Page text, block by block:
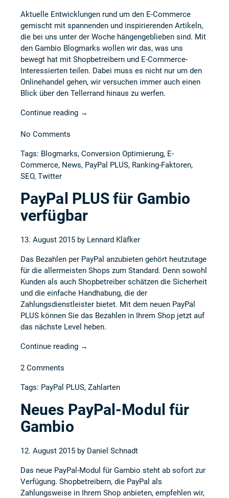
Aktuelle Entwicklungen rund um den E-Commerce
gemischt mit spannenden und inspirierenden Artikeln,
die bei uns unter der Woche hängengeblieben sind. Mit
den Gambio Blogmarks wollen wir das, was uns
bewegt hat mit Shopbetreibern und E-Commerce-
Interessierten teilen. Dabei muss es nicht nur um den
Onlinehandel gehen, wir versuchen immer auch einen
Blick über den Tellerrand hinaus zu werfen.
Continue reading →
No Comments
Tags: Blogmarks, Conversion Optimierung, E-
Commerce, News, PayPal PLUS, Ranking-Faktoren,
SEO, Twitter
PayPal PLUS für Gambio
verfügbar
13. August 2015 by Lennard Kläfker
Das Bezahlen per PayPal anzubieten gehört heutzutage
für die allermeisten Shops zum Standard. Denn sowohl
Kunden als auch Shopbetreiber schätzen die Sicherheit
und die einfache Handhabung, die der
Zahlungsdienstleister bietet. Mit dem neuen PayPal
PLUS können Sie das Bezahlen in Ihrem Shop jetzt auf
das nächste Level heben.
Continue reading →
2 Comments
Tags: PayPal PLUS, Zahlarten
Neues PayPal-Modul für
Gambio
12. August 2015 by Daniel Schnadt
Das neue PayPal-Modul für Gambio steht ab sofort zur
Verfügung. Shopbetreibern, die PayPal als
Zahlungsweise in Ihrem Shop anbieten, empfehlen wir,